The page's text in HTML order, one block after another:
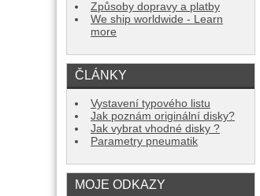
Způsoby dopravy a platby
We ship worldwide - Learn
more
ČLÁNKY
Vystavení typového listu
Jak poznám originální disky?
Jak vybrat vhodné disky ?
Parametry pneumatik
MOJE ODKAZY